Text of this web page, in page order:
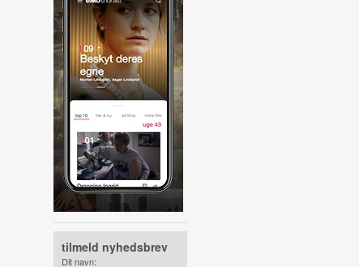
tilmeld nyhedsbrev
Dit navn: